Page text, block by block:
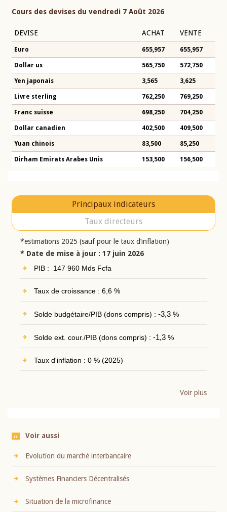
Cours des devises du vendredi 7 Août 2026
DEVISE ACHAT VENTE
Euro 655,957 655,957
Dollar us 565,750 572,750
Yen japonais 3,565 3,625
Livre sterling 762,250 769,250
Franc suisse 698,250 704,250
Dollar canadien 402,500 409,500
Yuan chinois 83,500 85,250
Dirham Emirats Arabes Unis 153,500 156,500
Principaux indicateurs
Taux directeurs
*estimations 2025 (sauf pour le taux d’inflation)
* Date de mise à jour : 17 juin 2026
PIB : 147 960 Mds Fcfa
Taux de croissance : 6,6 %
Solde budgétaire/PIB (dons compris) : -3,3%
Solde ext. cour./PIB (dons compris) : -1,3%
Taux d'inflation : 0 % (2025)
Voir plus
Voir aussi
Evolution du marché interbancaire
Systèmes Financiers Décentralisés
Situation de la microfinance